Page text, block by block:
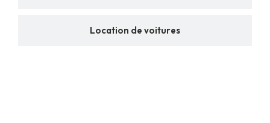
Location de voitures